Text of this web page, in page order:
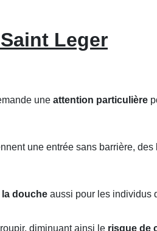
Leger
une attention particulière
une entrée sans barrière,
la douche aussi pour les individus
diminuant ainsi le risque de